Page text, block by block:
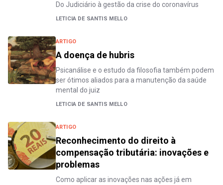
Do Judiciário à gestão da crise do coronavírus
LETICIA DE SANTIS MELLO
ARTIGO
A doença de hubris
Psicanálise e o estudo da filosofia também podem
ser ótimos aliados para a manutenção da saúde
mental do juiz
LETICIA DE SANTIS MELLO
ARTIGO
Reconhecimento do direito à
compensação tributária: inovações e
problemas
Como aplicar as inovações nas ações já em